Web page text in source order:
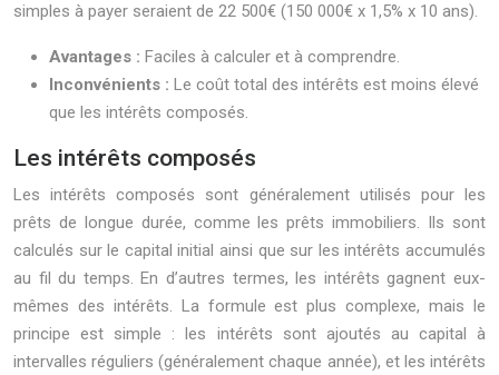
simples à payer seraient de 22 500€ (150 000€ x 1,5% x 10 ans).
Avantages : Faciles à calculer et à comprendre.
Inconvénients : Le coût total des intérêts est moins élevé
que les intérêts composés.
Les intérêts composés
Les intérêts composés sont généralement utilisés pour les
prêts de longue durée, comme les prêts immobiliers. Ils sont
calculés sur le capital initial ainsi que sur les intérêts accumulés
au fil du temps. En d’autres termes, les intérêts gagnent eux-
mêmes des intérêts. La formule est plus complexe, mais le
principe est simple : les intérêts sont ajoutés au capital à
intervalles réguliers (généralement chaque année), et les intérêts